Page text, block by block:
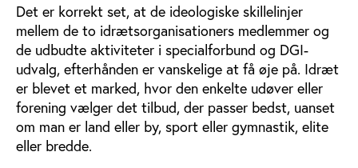
Det er korrekt set, at de ideologiske skillelinjer
mellem de to idrætsorganisationers medlemmer og
de udbudte aktiviteter i specialforbund og DGI-
udvalg, efterhånden er vanskelige at få øje på. Idræt
er blevet et marked, hvor den enkelte udøver eller
forening vælger det tilbud, der passer bedst, uanset
om man er land eller by, sport eller gymnastik, elite
eller bredde.